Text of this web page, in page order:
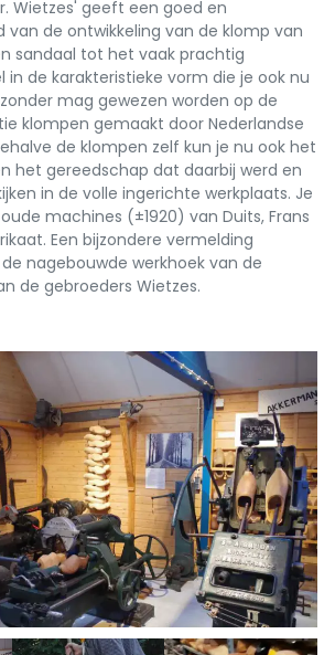
Wietzes' geeft een goed en
van de ontwikkeling van de klomp van
sandaal tot het vaak prachtig
in de karakteristieke vorm die je ook nu
mag gewezen worden op de
klompen gemaakt door Nederlandse
de klompen zelf kun je nu ook het
het gereedschap dat daarbij werd en
in de volle ingerichte werkplaats. Je
machines (±1920) van Duits, Frans
Een bijzondere vermelding
nagebouwde werkhoek van de
de gebroeders Wietzes.